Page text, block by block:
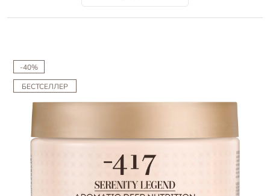
-40%
БЕСТСЕЛЛЕР